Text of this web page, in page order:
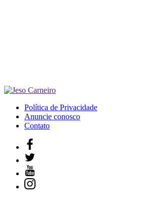
Política de Privacidade
Anuncie conosco
Contato